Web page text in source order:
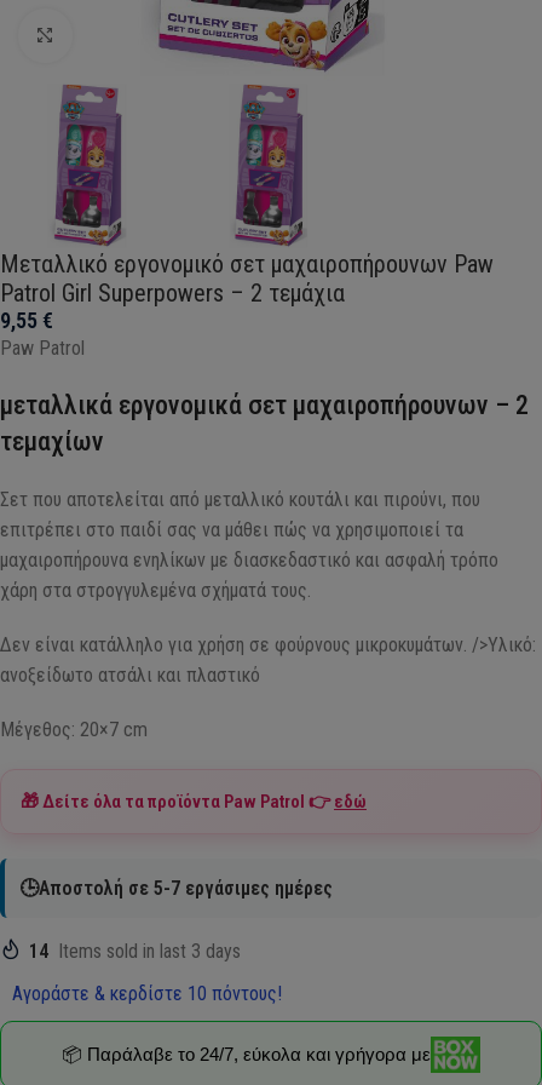
Click to enlarge
Μεταλλικό εργονομικό σετ μαχαιροπήρουνων Paw
Patrol Girl Superpowers – 2 τεμάχια
9,55€
Paw Patrol
μεταλλικά εργονομικά σετ μαχαιροπήρουνων – 2
τεμαχίων
Σετ που αποτελείται από μεταλλικό κουτάλι και πιρούνι, που
επιτρέπει στο παιδί σας να μάθει πώς να χρησιμοποιεί τα
μαχαιροπήρουνα ενηλίκων με διασκεδαστικό και ασφαλή τρόπο
χάρη στα στρογγυλεμένα σχήματά τους.
Δεν είναι κατάλληλο για χρήση σε φούρνους μικροκυμάτων. />Υλικό:
ανοξείδωτο ατσάλι και πλαστικό
Μέγεθος: 20×7 cm
🎁 Δείτε όλα τα προϊόντα Paw Patrol 👉εδώ
🕒Αποστολή σε 5-7 εργάσιμες ημέρες
14 Items sold in last 3 days
Αγοράστε & κερδίστε 10 πόντους!
📦 Παράλαβε το 24/7, εύκολα και γρήγορα με